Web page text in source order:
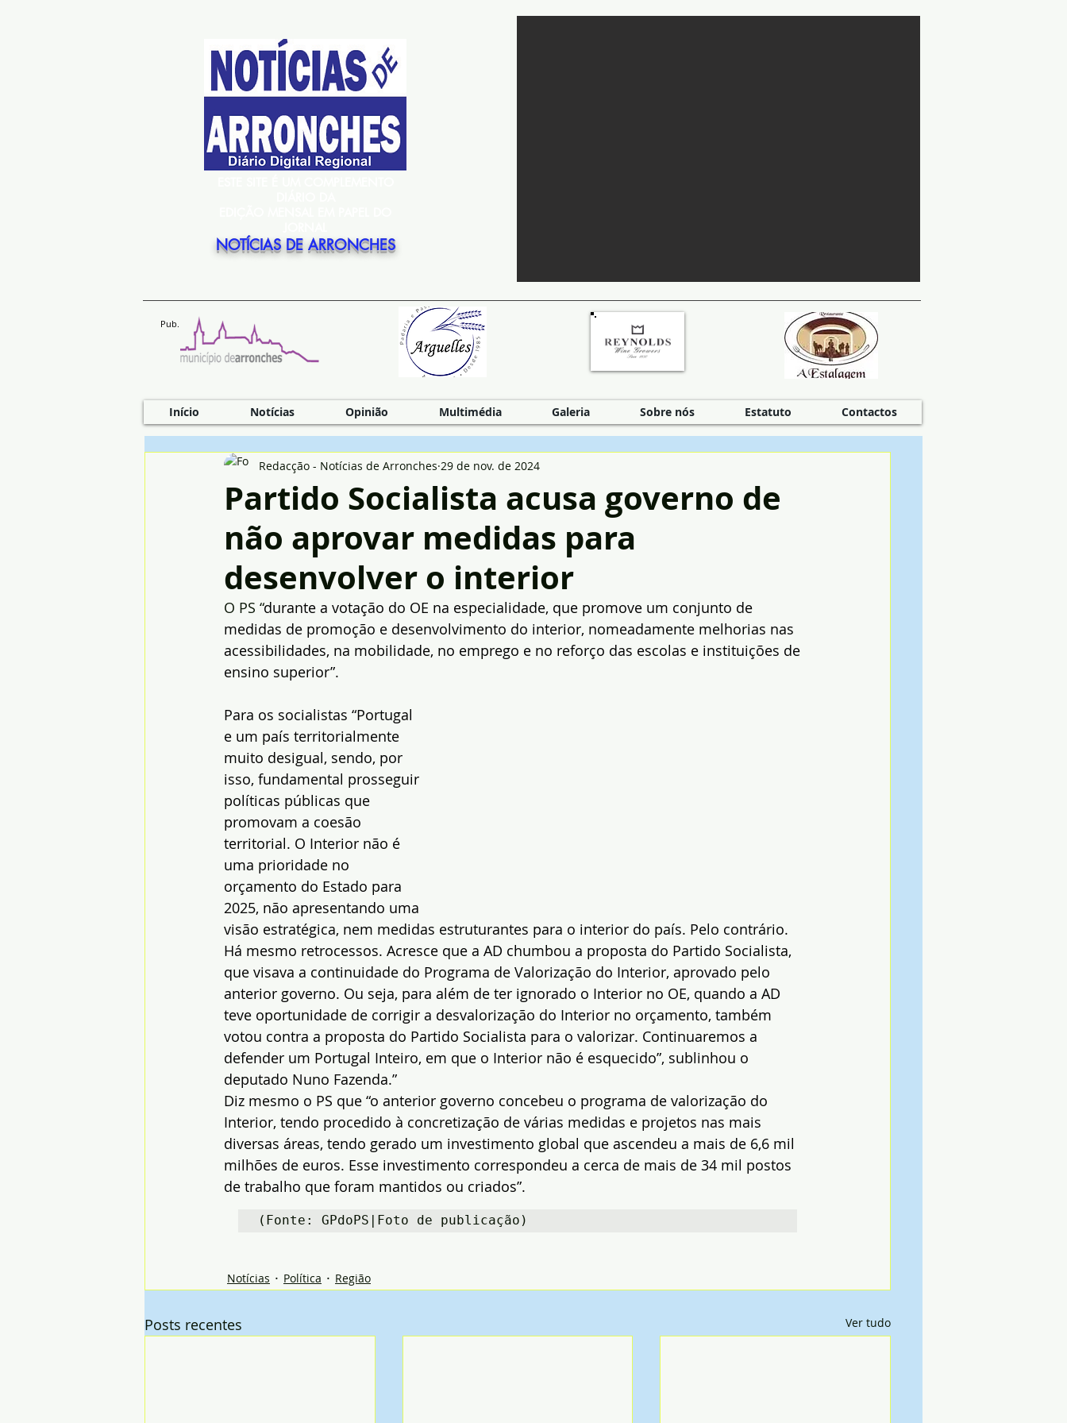
NOTÍCIAS DE ARRONCHES
Pub.
Início Notícias Opinião Multimédia Galeria Sobre nós Estatuto Contactos
Partido Socialista acusa governo de
não aprovar medidas para
desenvolver o interior
Redacção - Notícias de Arronches 29 de nov. de 2024
O PS “durante a votação do OE na especialidade, que promove um conjunto de
medidas de promoção e desenvolvimento do interior, nomeadamente melhorias nas
acessibilidades, na mobilidade, no emprego e no reforço das escolas e instituições de
ensino superior”.
Para os socialistas “Portugal
e um país territorialmente
muito desigual, sendo, por
isso, fundamental prosseguir
políticas públicas que
promovam a coesão
territorial. O Interior não é
uma prioridade no
orçamento do Estado para
2025, não apresentando uma
visão estratégica, nem medidas estruturantes para o interior do país. Pelo contrário.
Há mesmo retrocessos. Acresce que a AD chumbou a proposta do Partido Socialista,
que visava a continuidade do Programa de Valorização do Interior, aprovado pelo
anterior governo. Ou seja, para além de ter ignorado o Interior no OE, quando a AD
teve oportunidade de corrigir a desvalorização do Interior no orçamento, também
votou contra a proposta do Partido Socialista para o valorizar. Continuaremos a
defender um Portugal Inteiro, em que o Interior não é esquecido”, sublinhou o
deputado Nuno Fazenda.”
Diz mesmo o PS que “o anterior governo concebeu o programa de valorização do
Interior, tendo procedido à concretização de várias medidas e projetos nas mais
diversas áreas, tendo gerado um investimento global que ascendeu a mais de 6,6 mil
milhões de euros. Esse investimento correspondeu a cerca de mais de 34 mil postos
de trabalho que foram mantidos ou criados”.
(Fonte: GPdoPS|Foto de publicação)
Notícias Política Região
Posts recentes Ver tudo